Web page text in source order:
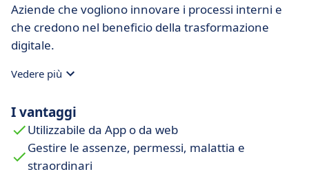
Aziende che vogliono innovare i processi interni e
che credono nel beneficio della trasformazione
digitale.
Vedere più
I vantaggi
Utilizzabile da App o da web
Gestire le assenze, permessi, malattia e
straordinari